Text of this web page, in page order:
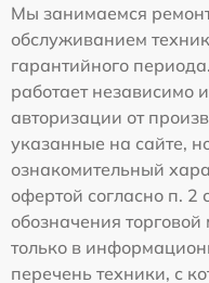
Мы занимаемся
обслуживанием
гарантийного
работает независимо
авторизации от
указанные на сайте,
ознакомительный
офертой согласно п.
обозначения
только в
перечень техники, с